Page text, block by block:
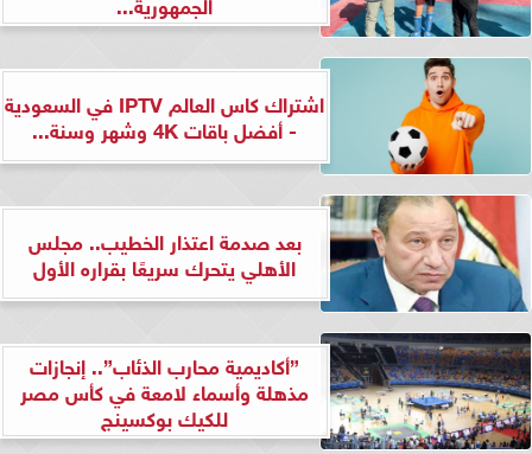
اشتراك كاس العالم IPTV في السعودية
- أفضل باقات 4K وشهر وسنة...
بعد صدمة اعتذار الخطيب.. مجلس
الأهلي يتحرك سريعًا بقراره الأول
”أكاديمية محارب الذئاب”.. إنجازات
مذهلة وأسماء لامعة في كأس مصر
للكيك بوكسينج